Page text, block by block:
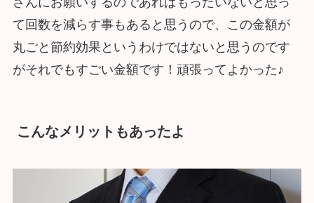
て回数を減らす事もあると思うので、この金額が
丸ごと節約効果というわけではないと思うのです
がそれでもすごい金額です！頑張ってよかった♪
こんなメリットもあったよ